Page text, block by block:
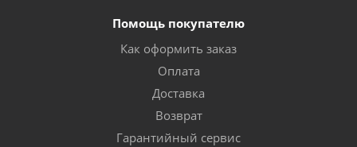
Помощь покупателю
Как оформить заказ
Оплата
Доставка
Возврат
Гарантийный сервис